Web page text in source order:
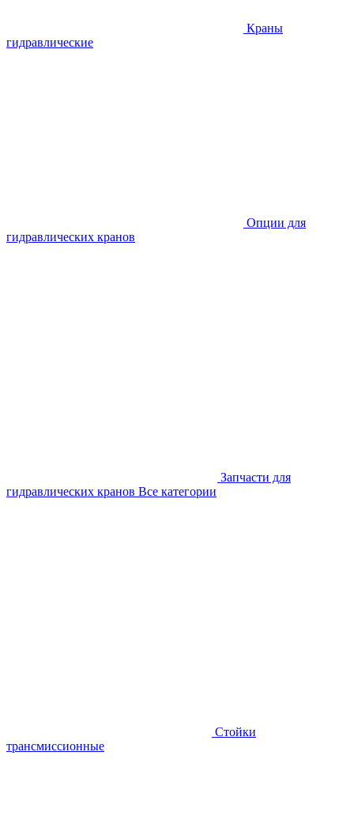
Краны
гидравлические
Опции для
гидравлических кранов
Запчасти для
гидравлических кранов Все категории
Стойки
трансмиссионные